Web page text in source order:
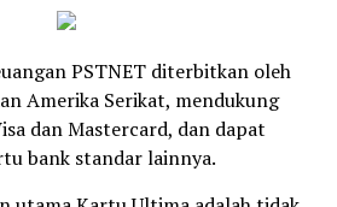
PSTNET diterbitkan oleh
Amerika Serikat, mendukung
dan Mastercard, dan dapat
bank standar lainnya.